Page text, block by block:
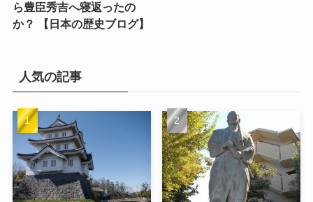
ら豊臣秀吉へ寝返ったの
か？ 【日本の歴史ブログ】
人気の記事